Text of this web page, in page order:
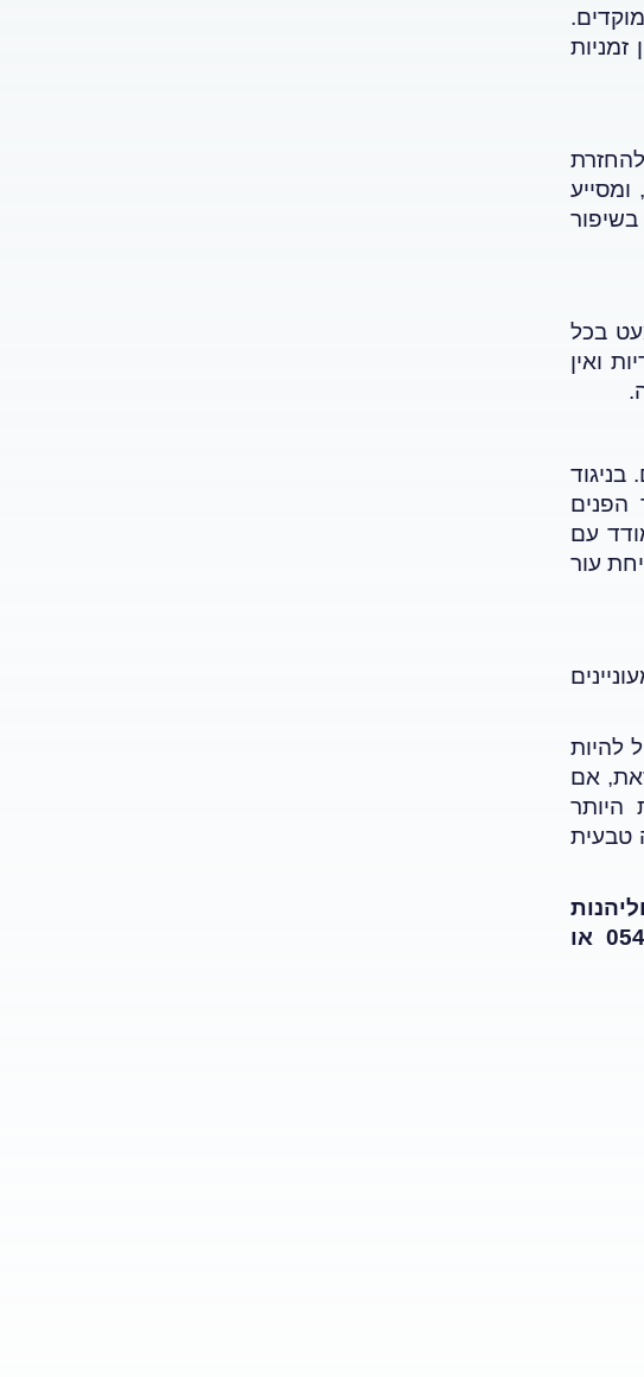
ומסייע
בכל
ואין
.
הפנים
עם
עור
להיות
אם
היותר
טבעית
לתיאום תור ולקבלת מידע נוסף, התקשרו לטל': 0544989348 או